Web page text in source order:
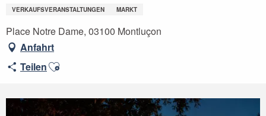
VERKAUFSVERANSTALTUNGEN MARKT
Place Notre Dame, 03100 Montluçon
Anfahrt
TeilenAjouter aux favoris